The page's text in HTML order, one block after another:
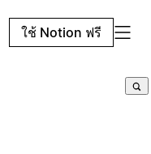
ใช้ Notion ฟรี